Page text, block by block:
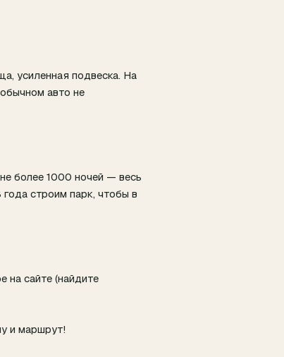
усиленная подвеска. На
авто не
более 1000 ночей — весь
строим парк, чтобы в
сайте (найдите
и маршрут!